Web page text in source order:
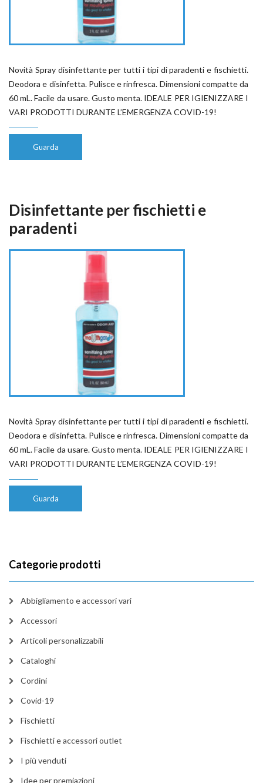
Novità Spray disinfettante per tutti i tipi di paradenti e fischietti.
Deodora e disinfetta. Pulisce e rinfresca. Dimensioni compatte da
60 mL. Facile da usare. Gusto menta. IDEALE PER IGIENIZZARE I
VARI PRODOTTI DURANTE L’EMERGENZA COVID-19!
Guarda
Disinfettante per fischietti e
paradenti
Novità Spray disinfettante per tutti i tipi di paradenti e fischietti.
Deodora e disinfetta. Pulisce e rinfresca. Dimensioni compatte da
60 mL. Facile da usare. Gusto menta. IDEALE PER IGIENIZZARE I
VARI PRODOTTI DURANTE L’EMERGENZA COVID-19!
Guarda
Categorie prodotti
Abbigliamento e accessori vari
Accessori
Articoli personalizzabili
Cataloghi
Cordini
Covid-19
Fischietti
Fischietti e accessori outlet
I più venduti
Idee per premiazioni